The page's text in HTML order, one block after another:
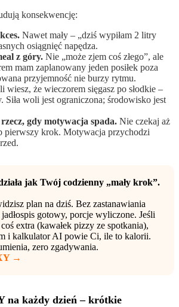
konsekwencję:
Nawet mały – „dziś wypiłam 2 litry
osiągnięć napędza.
z góry. Nie „może zjem coś złego”, ale
mam zaplanowany jeden posiłek poza
przyjemność nie burzy rytmu.
wiesz, że wieczorem sięgasz po słodkie –
Siła woli jest ograniczona; środowisko jest
gdy motywacja spada. Nie czekaj aż
pierwszy krok. Motywacja przychodzi
jak Twój codzienny „mały krok”.
plan na dziś. Bez zastanawiania
gotowy, porcje wyliczone. Jeśli
extra (kawałek pizzy ze spotkania),
i kalkulator AI powie Ci, ile to kalorii.
zero zgadywania.
→
na każdy dzień – krótkie